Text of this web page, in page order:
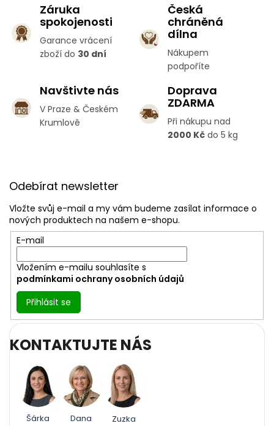
c
y
v
Záruka
spokojenosti
Garance vrácení
zboží do 30 dní
Česká
chráněná
dílna
Nákupem
podpoříte
Navštivte nás
V Praze & Českém
Krumlově
Doprava
ZDARMA
Při nákupu nad
2000 Kč do 5 kg
Odebírat newsletter
Vložte svůj e-mail a my vám budeme zasílat informace o
nových produktech na našem e-shopu.
E-mail
Vložením e-mailu souhlasíte s
podmínkami ochrany osobních údajů
Přihlásit se
KONTAKTUJTE NÁS
Šárka Dana
Zuzka